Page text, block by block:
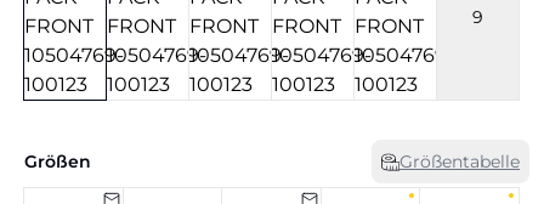
9
Größen Größentabelle